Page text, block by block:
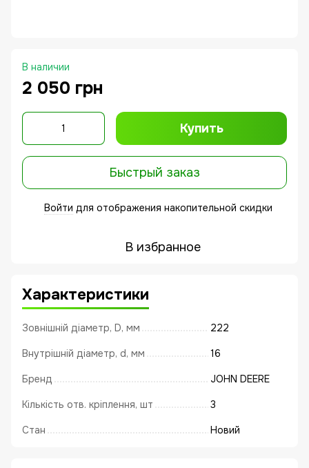
В наличии
2 050 грн
Купить
Быстрый заказ
Войти для отображения накопительной скидки
В избранное
Характеристики
Зовнішній діаметр, D, мм 222
Внутрішній діаметр, d, мм 16
Бренд JOHN DEERE
Кількість отв. кріплення, шт 3
Стан Новий